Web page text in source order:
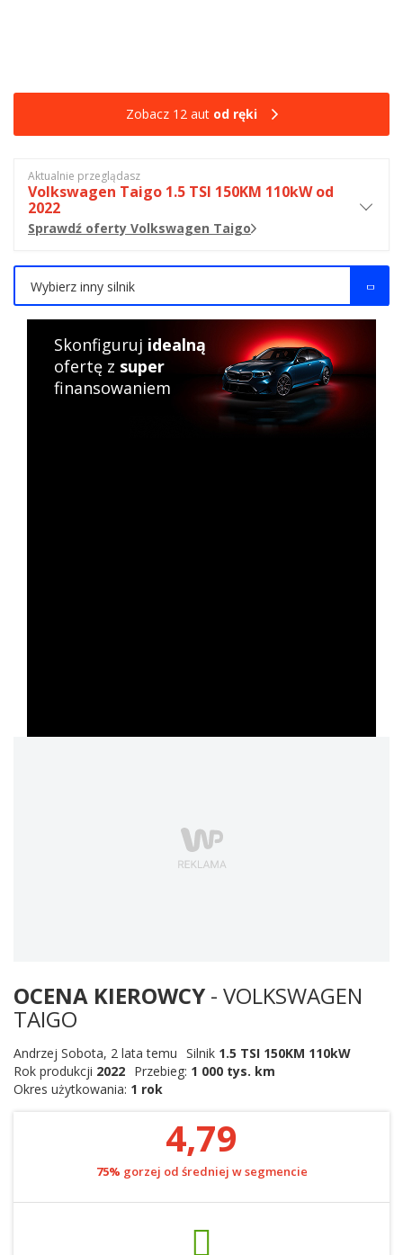
OCENA KIEROWCY - VOLKSWAGEN
TAIGO
Andrzej Sobota, 2 lata temu Silnik 1.5 TSI 150KM 110kW
Rok produkcji 2022 Przebieg: 1 000 tys. km
Okres użytkowania: 1 rok
4,79
75% gorzej od średniej w segmencie
Zobacz 12 aut od ręki
Aktualnie przeglądasz
Volkswagen Taigo 1.5 TSI 150KM 110kW od
2022
Sprawdź oferty Volkswagen Taigo
Wybierz inny silnik
Skonfiguruj idealną
ofertę z super
finansowaniem